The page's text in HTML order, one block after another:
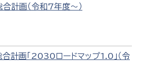
計画（令和7年度～）
計画「2030ロードマップ1.0」（令